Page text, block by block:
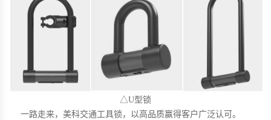
△U型锁
一路走来，美科交通工具锁，以高品质赢得客户广泛认可。